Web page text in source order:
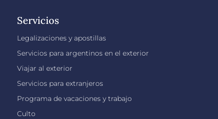
Servicios
Legalizaciones y apostillas
Servicios para argentinos en el exterior
Viajar al exterior
Servicios para extranjeros
Programa de vacaciones y trabajo
Culto